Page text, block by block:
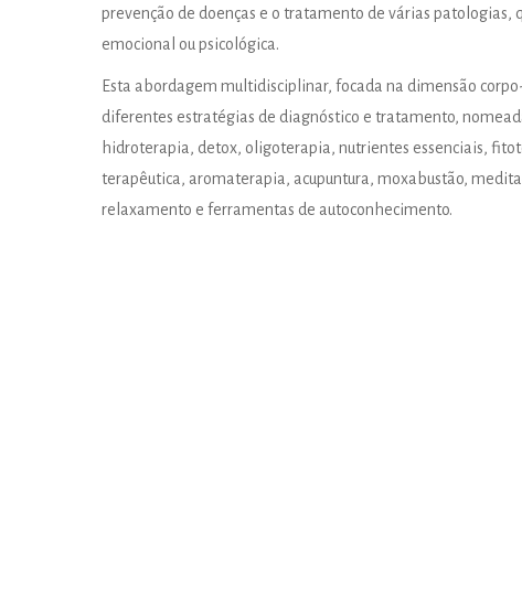
prevenção de doenças e o tratamento de várias patologias,
emocional ou psicológica.
Esta abordagem multidisciplinar, focada na dimensão
diferentes estratégias de diagnóstico e tratamento,
hidroterapia, detox, oligoterapia, nutrientes essenciais,
terapêutica, aromaterapia, acupuntura, moxabustão,
relaxamento e ferramentas de autoconhecimento.